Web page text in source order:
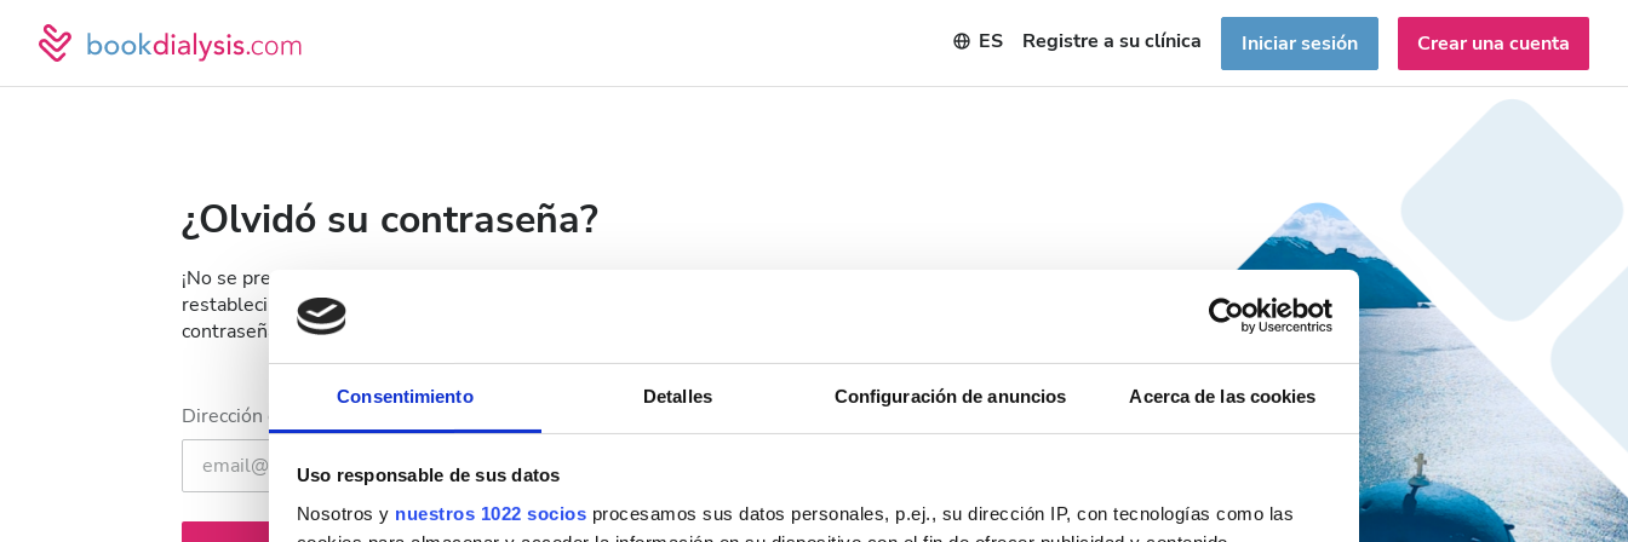
Consentimiento Detalles Configuración de anuncios Acerca de las cookies
Uso responsable de sus datos
Nosotros y nuestros 1022 socios procesamos sus datos personales, p.ej., su dirección IP, con tecnologías como las
ES Registre a su clínica Iniciar sesión Crear una cuenta
¿Olvidó su contraseña?
¡No se preocupe! Le enviaremos un enlace de
restablecimiento que podrá usar para recuperar su
contraseña.
Dirección de correo electrónico